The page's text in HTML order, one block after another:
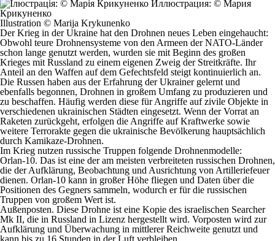
Illustration © Marija Krykunenko
Der Krieg in der Ukraine hat den Drohnen neues Leben eingehaucht:
Obwohl teure Drohnensysteme von den Armeen der NATO-Länder
schon lange genutzt werden, wurden sie mit Beginn des großen
Krieges mit Russland zu einem eigenen Zweig der Streitkräfte. Ihr
Anteil an den Waffen auf dem Gefechtsfeld steigt kontinuierlich an.
Die Russen haben aus der Erfahrung der Ukrainer gelernt und
ebenfalls begonnen, Drohnen in großem Umfang zu produzieren und
zu beschaffen. Häufig werden diese für Angriffe auf zivile Objekte in
verschiedenen ukrainischen Städten eingesetzt. Wenn der Vorrat an
Raketen zurückgeht, erfolgen die Angriffe auf Kraftwerke sowie
weitere Terrorakte gegen die ukrainische Bevölkerung hauptsächlich
durch Kamikaze-Drohnen.
Im Krieg nutzen russische Truppen folgende Drohnenmodelle:
Orlan-10. Das ist eine der am meisten verbreiteten russischen Drohnen,
die der Aufklärung, Beobachtung und Ausrichtung von Artilleriefeuer
dienen. Orlan-10 kann in großer Höhe fliegen und Daten über die
Positionen des Gegners sammeln, wodurch er für die russischen
Truppen von großem Wert ist.
Außenposten. Diese Drohne ist eine Kopie des israelischen Searcher
Mk II, die in Russland in Lizenz hergestellt wird. Vorposten wird zur
Aufklärung und Überwachung in mittlerer Reichweite genutzt und